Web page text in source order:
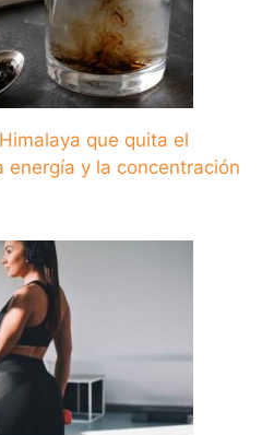
que quita el
energía y la concentración